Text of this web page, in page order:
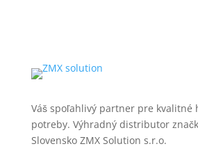
Váš spoľahlivý partner pre kvalitné
potreby. Výhradný distributor
Slovensko ZMX Solution s.r.o.